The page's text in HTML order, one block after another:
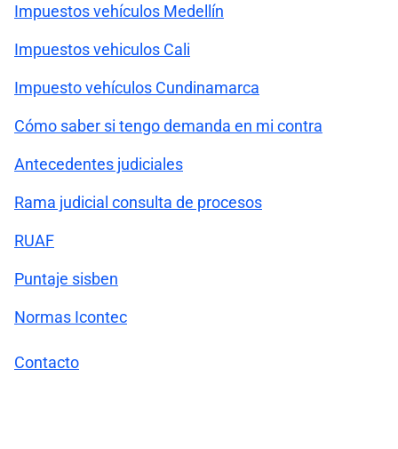
Impuestos vehículos Medellín
Impuestos vehiculos Cali
Impuesto vehículos Cundinamarca
Cómo saber si tengo demanda en mi contra
Antecedentes judiciales
Rama judicial consulta de procesos
RUAF
Puntaje sisben
Normas Icontec
Contacto